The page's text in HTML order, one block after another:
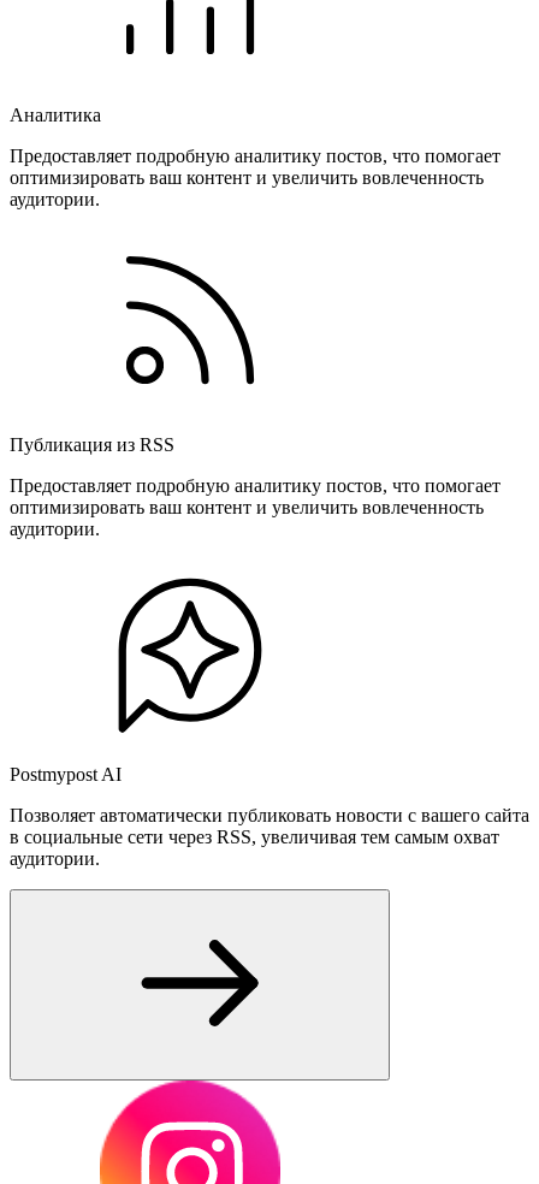
Аналитика
Предоставляет подробную аналитику постов, что помогает
оптимизировать ваш контент и увеличить вовлеченность
аудитории.
Публикация из RSS
Предоставляет подробную аналитику постов, что помогает
оптимизировать ваш контент и увеличить вовлеченность
аудитории.
Postmypost AI
Позволяет автоматически публиковать новости с вашего сайта
в социальные сети через RSS, увеличивая тем самым охват
аудитории.